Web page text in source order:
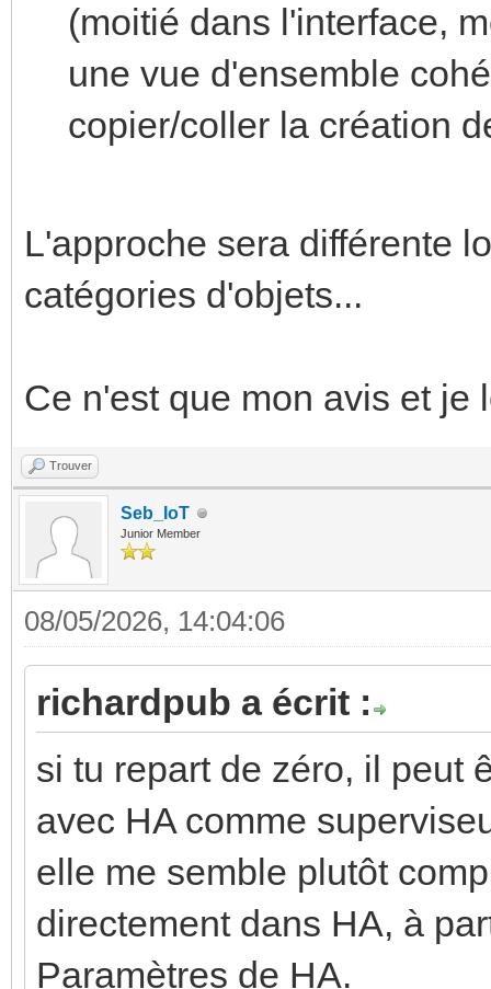
(moitié dans l'interface,
une vue d'ensemble
copier/coller la création
L'approche sera différente
catégories d'objets...
Ce n'est que mon avis et
Trouver
Seb_IoT
Junior Member
08/05/2026, 14:04:06
richardpub a écrit :
si tu repart de zéro, il peut
avec HA comme
elle me semble plutôt
directement dans HA, à
Paramètres de HA.